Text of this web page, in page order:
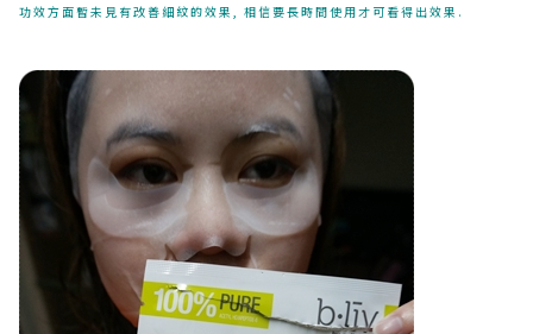
功效方面暫未見有改善細紋的效果, 相信要長時間使用才可看得出效果.